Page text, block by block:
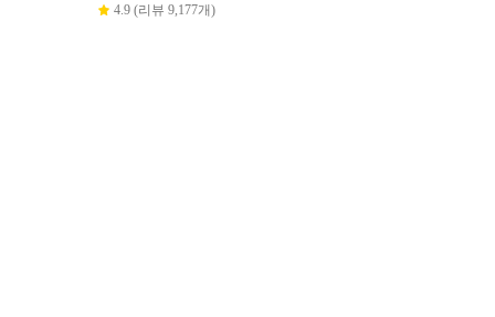
4.9 (리뷰 9,177개)